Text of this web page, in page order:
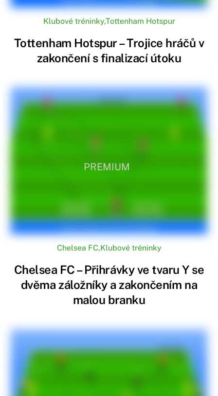
Klubové tréninky,Tottenham Hotspur
Tottenham Hotspur – Trojice hráčů v
zakončení s finalizací útoku
PREMIUM
Chelsea FC,Klubové tréninky
Chelsea FC – Přihrávky ve tvaru Y se
dvěma záložníky a zakončením na
malou branku